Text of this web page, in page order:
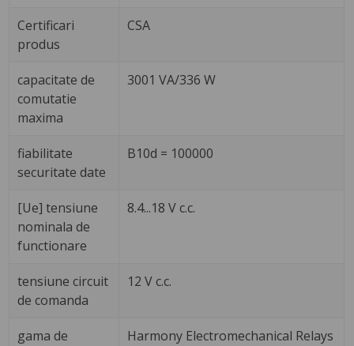
Certificari
produs
CSA
capacitate de
comutatie
maxima
3001 VA/336 W
fiabilitate
securitate date
B10d = 100000
[Ue] tensiune
nominala de
functionare
8.4...18 V c.c.
tensiune circuit
de comanda
12 V c.c.
gama de
Harmony Electromechanical Relays